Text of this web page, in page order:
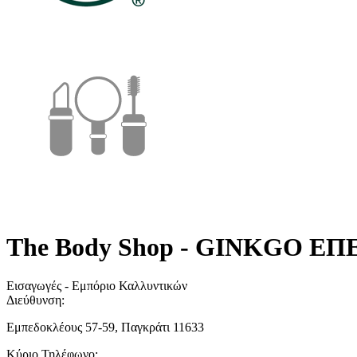
The Body Shop - GINKGO
Εισαγωγές - Εμπόριο Καλλυντικών
Διεύθυνση:
Εμπεδοκλέους 57-59, Παγκράτι 11633
Κύριο Τηλέφωνο: